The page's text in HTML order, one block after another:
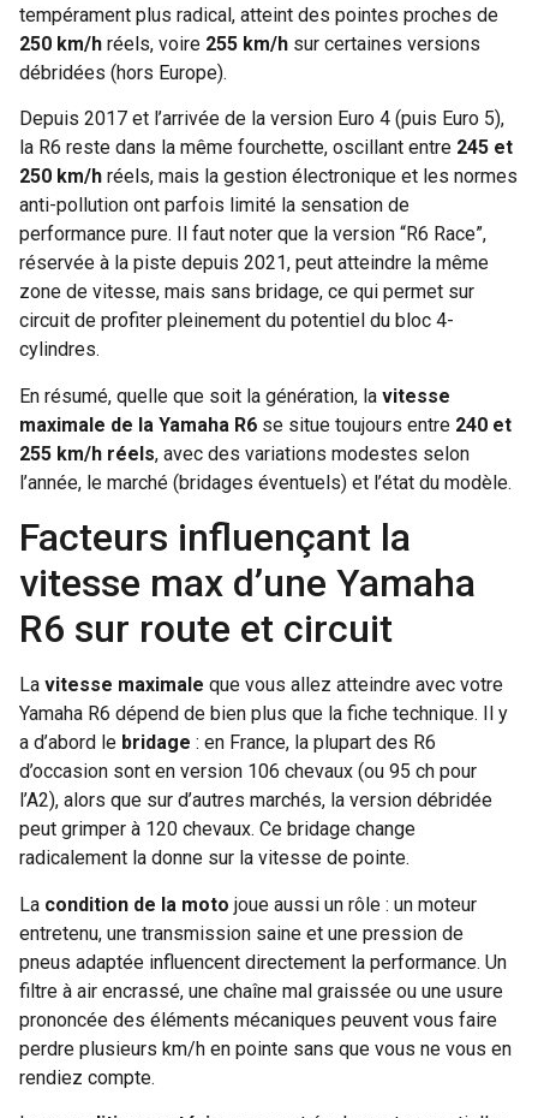
tempérament plus radical, atteint des pointes proches de
250 km/h réels, voire 255 km/h sur certaines versions
débridées (hors Europe).
Depuis 2017 et l’arrivée de la version Euro 4 (puis Euro 5),
la R6 reste dans la même fourchette, oscillant entre 245 et
250 km/h réels, mais la gestion électronique et les normes
anti-pollution ont parfois limité la sensation de
performance pure. Il faut noter que la version “R6 Race”,
réservée à la piste depuis 2021, peut atteindre la même
zone de vitesse, mais sans bridage, ce qui permet sur
circuit de profiter pleinement du potentiel du bloc 4-
cylindres.
En résumé, quelle que soit la génération, la vitesse
maximale de la Yamaha R6 se situe toujours entre 240 et
255 km/h réels, avec des variations modestes selon
l’année, le marché (bridages éventuels) et l’état du modèle.
Facteurs influençant la
vitesse max d’une Yamaha
R6 sur route et circuit
La vitesse maximale que vous allez atteindre avec votre
Yamaha R6 dépend de bien plus que la fiche technique. Il y
a d’abord le bridage : en France, la plupart des R6
d’occasion sont en version 106 chevaux (ou 95 ch pour
l’A2), alors que sur d’autres marchés, la version débridée
peut grimper à 120 chevaux. Ce bridage change
radicalement la donne sur la vitesse de pointe.
La condition de la moto joue aussi un rôle : un moteur
entretenu, une transmission saine et une pression de
pneus adaptée influencent directement la performance. Un
filtre à air encrassé, une chaîne mal graissée ou une usure
prononcée des éléments mécaniques peuvent vous faire
perdre plusieurs km/h en pointe sans que vous ne vous en
rendiez compte.